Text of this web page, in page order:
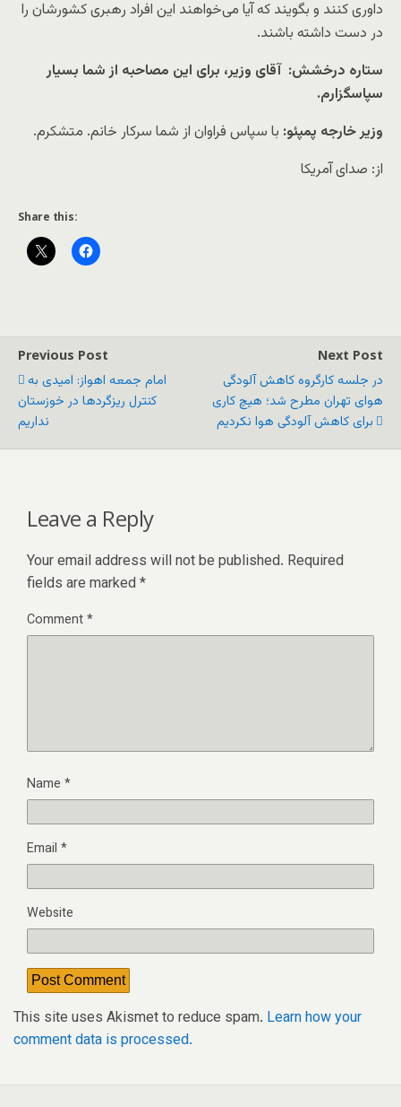
داوری کنند و بگویند که آیا می‌خواهند این افراد رهبری کشورشان را
در دست داشته باشند.
ستاره درخشش: ‌ آقای وزیر، برای این مصاحبه از شما بسیار
سپاسگزارم.
وزیر خارجه پمپئو: با سپاس فراوان از شما سرکار خانم. متشکرم.
از: صدای آمریکا
Share this:
Previous Post
امام جمعه اهواز: امیدی به
کنترل ریزگردها در خوزستان
نداریم
Next Post
در جلسه کارگروه کاهش آلودگی
هوای تهران مطرح شد؛ هیچ کاری
برای کاهش آلودگی هوا نکردیم
Leave a Reply
Your email address will not be published. Required
fields are marked *
Comment*
Name *
Email *
Website
This site uses Akismet to reduce spam. Learn how your
comment data is processed.